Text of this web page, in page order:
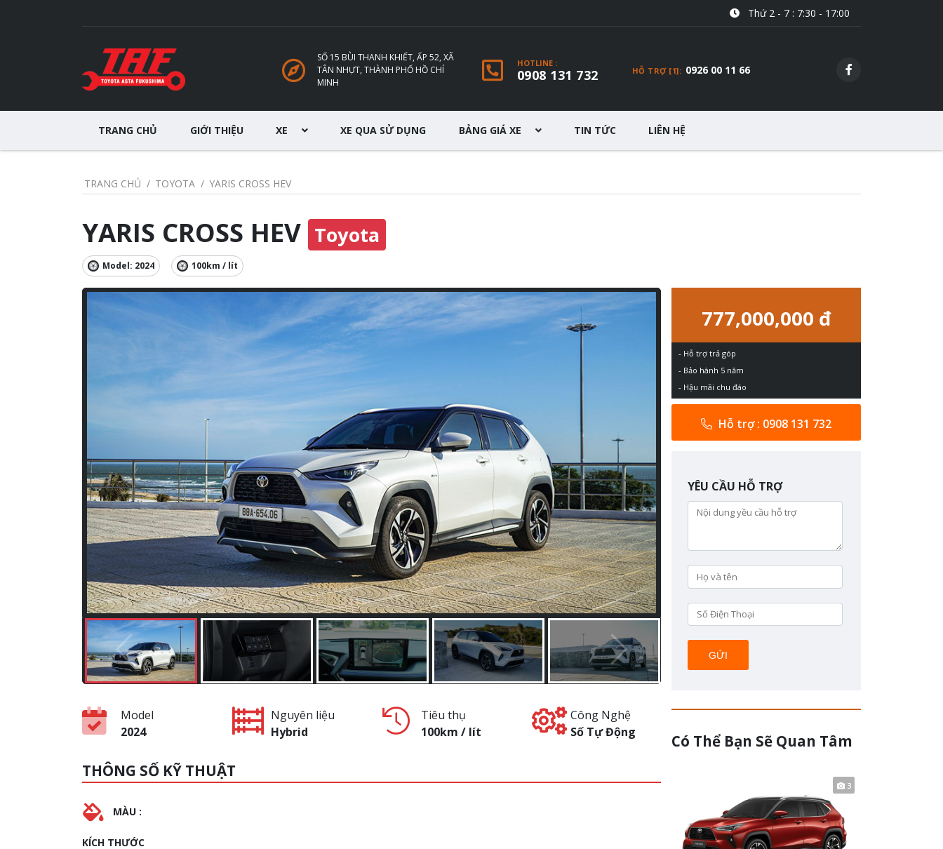
Thứ 2 - 7 : 7:30 - 17:00
SỐ 15 BÙI THANH KHIẾT, ẤP 52, XÃ
TÂN NHỰT, THÀNH PHỐ HỒ CHÍ
MINH
HOTLINE :
0908 131 732 HỖ TRỢ [1]: 0926 00 11 66
TRANG CHỦ GIỚI THIỆU XE XE QUA SỬ DỤNG BẢNG GIÁ XE TIN TỨC LIÊN HỆ
TRANG CHỦ TOYOTA YARIS CROSS HEV
YARIS CROSS HEV Toyota
Model: 2024 100km / lít
Model
2024
Nguyên liệu
Hybrid
Tiêu thụ
100km / lít
Công Nghệ
Số Tự Động
THÔNG SỐ KỸ THUẬT
MÀU :
KÍCH THƯỚC
777,000,000 đ
- Hỗ trợ trả góp
- Bảo hành 5 năm
- Hậu mãi chu đáo
Hỗ trợ : 0908 131 732
YÊU CẦU HỖ TRỢ
GỬI
Có Thể Bạn Sẽ Quan Tâm
3